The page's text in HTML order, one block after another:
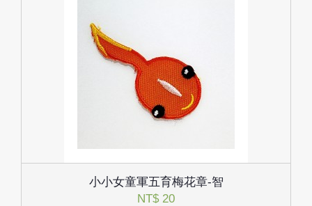
小小女童軍五育梅花章-智
NT$ 20